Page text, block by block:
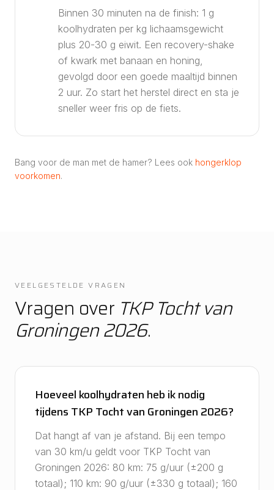
Binnen 30 minuten na de finish: 1 g
koolhydraten per kg lichaamsgewicht
plus 20-30 g eiwit. Een recovery-shake
of kwark met banaan en honing,
gevolgd door een goede maaltijd binnen
2 uur. Zo start het herstel direct en sta je
sneller weer fris op de fiets.
Bang voor de man met de hamer? Lees ook hongerklop
voorkomen.
VEELGESTELDE VRAGEN
Vragen over TKP Tocht van
Groningen 2026.
Hoeveel koolhydraten heb ik nodig
tijdens TKP Tocht van Groningen 2026?
Dat hangt af van je afstand. Bij een tempo
van 30 km/u geldt voor TKP Tocht van
Groningen 2026: 80 km: 75 g/uur (±200 g
totaal); 110 km: 90 g/uur (±330 g totaal); 160